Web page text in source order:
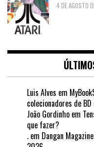
4 DE AGOSTO
Luis Alves em
colecionadores de
João Gordinho em
que fazer?
. em Dangan